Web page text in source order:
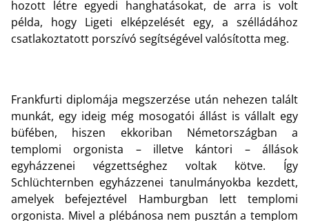
hozott létre egyedi hanghatásokat, de arra is volt
példa, hogy Ligeti elképzelését egy, a szélládához
csatlakoztatott porszívó segítségével valósította meg.
Frankfurti diplomája megszerzése után nehezen talált
munkát, egy ideig még mosogatói állást is vállalt egy
büfében, hiszen ekkoriban Németországban a
templomi orgonista – illetve kántori – állások
egyházzenei végzettséghez voltak kötve. Így
Schlüchternben egyházzenei tanulmányokba kezdett,
amelyek befejeztével Hamburgban lett templomi
orgonista. Mivel a plébánosa nem pusztán a templom